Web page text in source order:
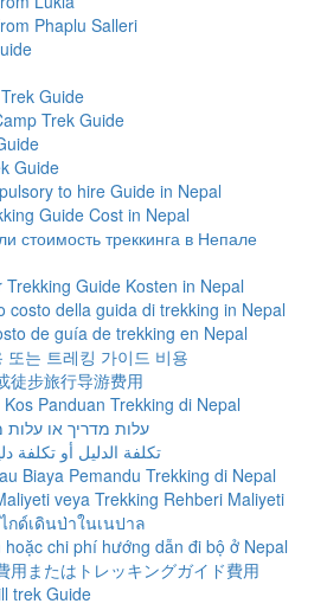
Phaplu Salleri
Guide
Trek Guide
Guide
to hire Guide in Nepal
Guide Cost in Nepal
стоимость треккинга в Непале
Guide Kosten in Nepal
costo della guida di trekking in Nepal
de guía de trekking en Nepal
또는 트레킹 가이드 비용
徒步旅行导游费用
Panduan Trekking di Nepal
עלות מדריך או
Biaya Pemandu Trekking di Nepal
veya Trekking Rehberi Maliyeti
กด์เดินป่าในเนปาล
chi phí hướng dẫn đi bộ ở Nepal
用またはトレッキングガイド費用
trek Guide